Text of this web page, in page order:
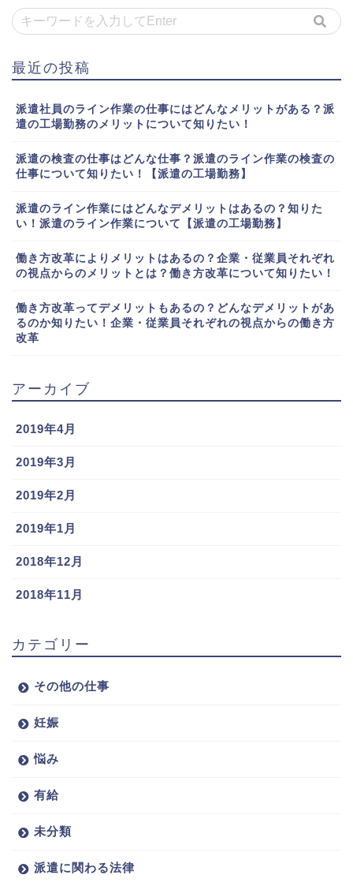
最近の投稿
派遣社員のライン作業の仕事にはどんなメリットがある？派
遣の工場勤務のメリットについて知りたい！
派遣の検査の仕事はどんな仕事？派遣のライン作業の検査の
仕事について知りたい！【派遣の工場勤務】
派遣のライン作業にはどんなデメリットはあるの？知りた
い！派遣のライン作業について【派遣の工場勤務】
働き方改革によりメリットはあるの？企業・従業員それぞれ
の視点からのメリットとは？働き方改革について知りたい！
働き方改革ってデメリットもあるの？どんなデメリットがあ
るのか知りたい！企業・従業員それぞれの視点からの働き方
改革
アーカイブ
2019年4月
2019年3月
2019年2月
2019年1月
2018年12月
2018年11月
カテゴリー
その他の仕事
妊娠
悩み
有給
未分類
派遣に関わる法律